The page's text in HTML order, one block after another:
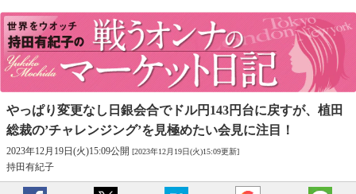
やっぱり変更なし日銀会合でドル円143円台に戻すが、 植田
総裁の’チャレンジング’を見極めたい会見に注目！
2023年12月19日(火)15:09公開 [2023年12月19日(火)15:09更新]
持田有紀子